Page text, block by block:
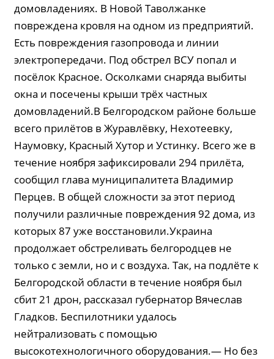
домовладениях. В Новой Таволжанке
повреждена кровля на одном из предприятий.
Есть повреждения газопровода и линии
электропередачи. Под обстрел ВСУ попал и
посёлок Красное. Осколками снаряда выбиты
окна и посечены крыши трёх частных
домовладений.В Белгородском районе больше
всего прилётов в Журавлёвку, Нехотеевку,
Наумовку, Красный Хутор и Устинку. Всего же в
течение ноября зафиксировали 294 прилёта,
сообщил глава муниципалитета Владимир
Перцев. В общей сложности за этот период
получили различные повреждения 92 дома, из
которых 87 уже восстановили.Украина
продолжает обстреливать белгородцев не
только с земли, но и с воздуха. Так, на подлёте к
Белгородской области в течение ноября был
сбит 21 дрон, рассказал губернатор Вячеслав
Гладков. Беспилотники удалось
нейтрализовать с помощью
высокотехнологичного оборудования.— Но без